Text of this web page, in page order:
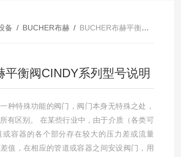
备 / BUCHER布赫/ BUCHER布赫平衡阀CINDY系列型号说明
平衡阀CINDY系列型号说明
种特殊功能的阀门，阀门本身无特殊之处，
有区别。 在某些行业中，由于介质（各类可
容器的各个部分存在较大的压力差或流量
值，在相应的管道或容器之间安设阀门，用